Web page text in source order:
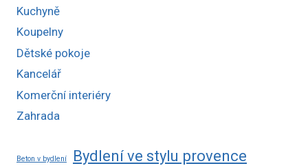
Kuchyně
Koupelny
Dětské pokoje
Kancelář
Komerční interiéry
Zahrada
Beton v bydlení
Bydlení ve stylu provence